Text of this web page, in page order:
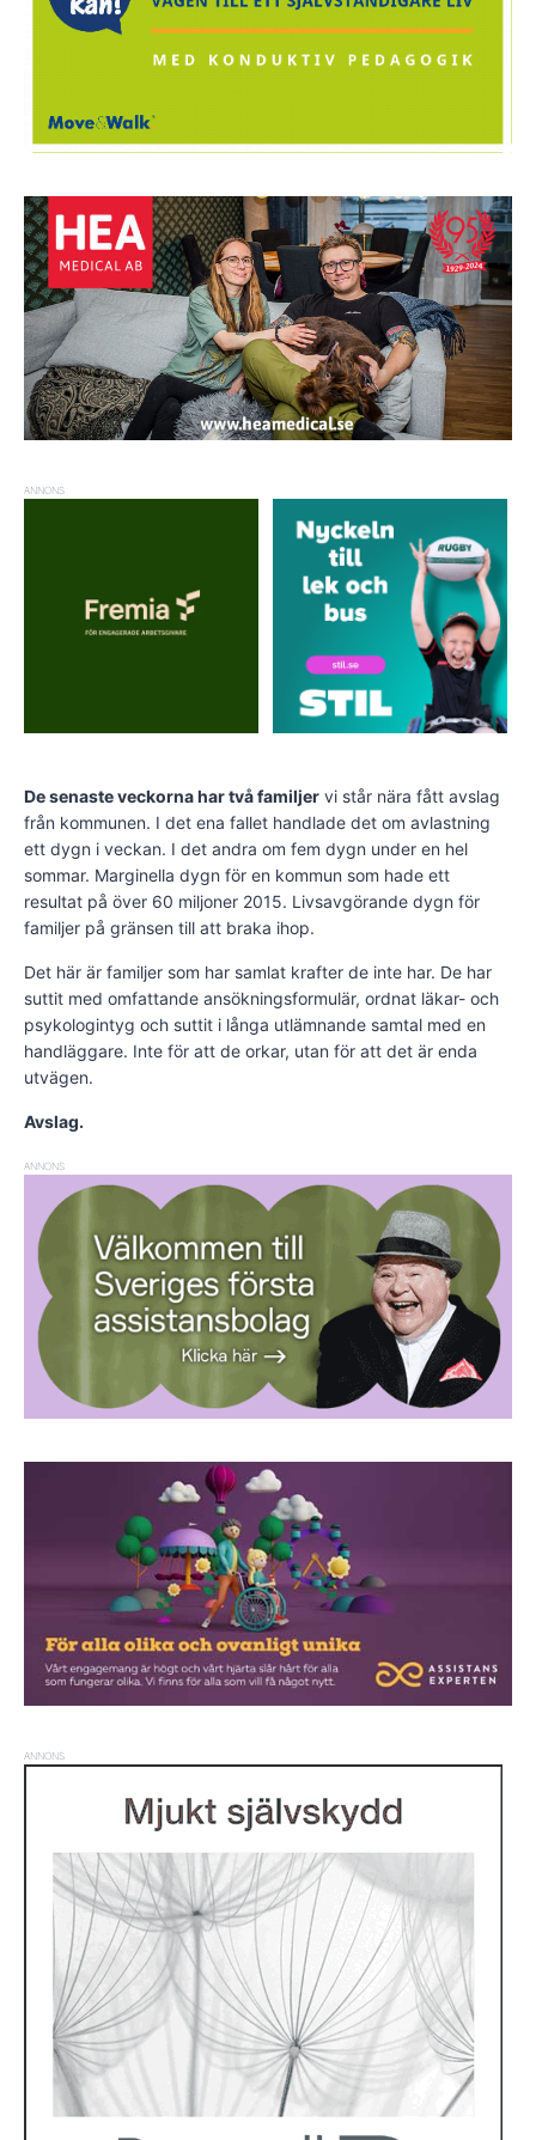
ANNONS
De senaste veckorna har två familjer vi står nära fått avslag
från kommunen. I det ena fallet handlade det om avlastning
ett dygn i veckan. I det andra om fem dygn under en hel
sommar. Marginella dygn för en kommun som hade ett
resultat på över 60 miljoner 2015. Livsavgörande dygn för
familjer på gränsen till att braka ihop.
Det här är familjer som har samlat krafter de inte har. De har
suttit med omfattande ansökningsformulär, ordnat läkar- och
psykologintyg och suttit i långa utlämnande samtal med en
handläggare. Inte för att de orkar, utan för att det är enda
utvägen.
Avslag.
ANNONS
ANNONS